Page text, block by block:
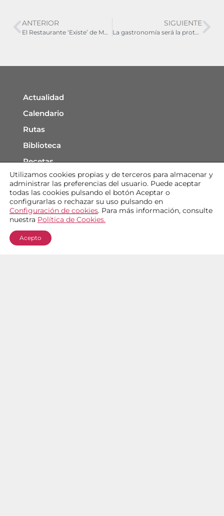
ANTERIOR
El Restaurante ‘Existe’ de Mosqueruela recibe el premio T de Oro 2023
SIGUIENTE
La gastronomía será la protagonista de FITUR 2024
Actualidad
Calendario
Rutas
Biblioteca
Recetas
Contacto
Condiciones de uso
Utilizamos cookies propias y de terceros para almacenar y
administrar las preferencias del usuario. Puede aceptar
todas las cookies pulsando el botón Aceptar o
configurarlas o rechazar su uso pulsando en
Configuración de cookies. Para más información, consulte
nuestra Política de Cookies.
Acepto